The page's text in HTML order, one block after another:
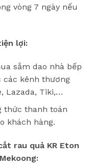
vòng 7 ngày nếu
lợi:
sắm dao nhà bếp
các kênh thương
Lazada, Tiki,…
thức thanh toán
khách hàng.
rau quả KR Eton